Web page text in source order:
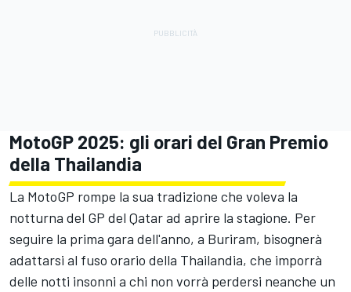
MotoGP 2025: gli orari del Gran Premio
della Thailandia
La MotoGP rompe la sua tradizione che voleva la
notturna del GP del Qatar ad aprire la stagione. Per
seguire la prima gara dell'anno, a Buriram, bisognerà
adattarsi al fuso orario della Thailandia, che imporrà
delle notti insonni a chi non vorrà perdersi neanche un